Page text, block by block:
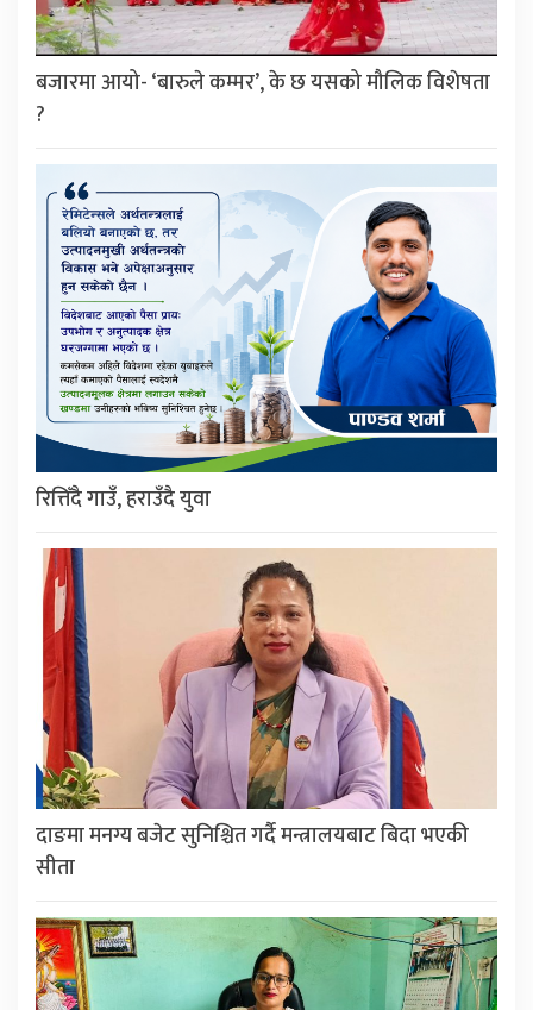
बजारमा आयो- ‘बारुले कम्मर’, के छ यसको मौलिक विशेषता
?
रित्तिँदै गाउँ, हराउँदै युवा
दाङमा मनग्य बजेट सुनिश्चित गर्दै मन्त्रालयबाट बिदा भएकी
सीता